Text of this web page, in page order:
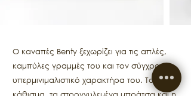
Ο καναπές Benty ξεχωρίζει για τις απλές,
καμπύλες γραμμές του και τον σύγχρονο,
υπερμινιμαλιστικό χαρακτήρα του. Το άνετο